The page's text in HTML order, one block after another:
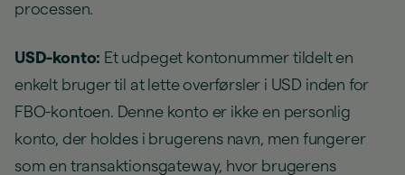
processen.
USD-konto: Et udpeget kontonummer tildelt en
enkelt bruger til at lette overførsler i USD inden for
FBO-kontoen. Denne konto er ikke en personlig
konto, der holdes i brugerens navn, men fungerer
som en transaktionsgateway, hvor brugerens